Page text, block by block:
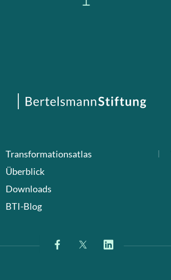
Transformationsatlas
Überblick
Downloads
BTI-Blog